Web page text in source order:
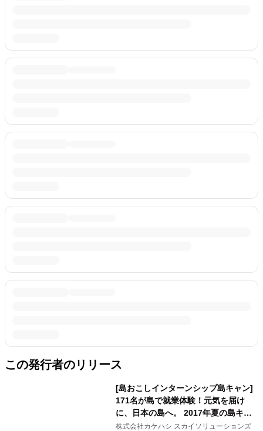
この発行者のリリース
[島おこしインターンシップ島キャン]
171名が島で就業体験！元気を届け
に、日本の島へ。 2017年夏の島キャ
ンが8/2にスタート。
株式会社カケハシ スカイソリューションズ